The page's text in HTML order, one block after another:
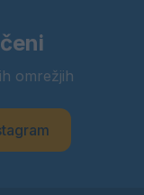
omrežjih